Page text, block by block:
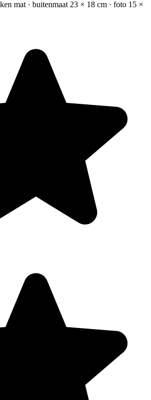
mat · buitenmaat 23 × 18 cm · foto 15 ×